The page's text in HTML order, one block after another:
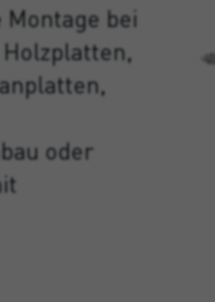
bei
oder